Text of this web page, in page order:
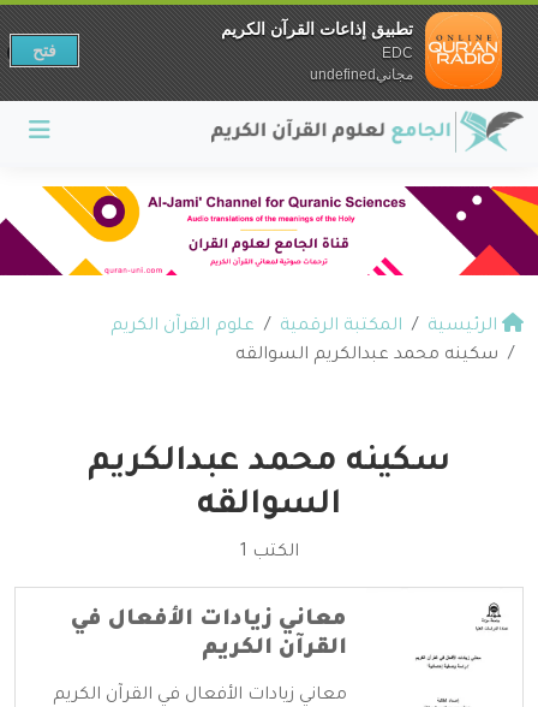
الرئيسية المكتبة الرقمية
علوم القرآن الكريم
سكينه محمد عبدالكريم السوالقه
سكينه محمد عبدالكريم
السوالقه
الكتب 1
معاني زيادات الأفعال في
القرآن الكريم
معاني زيادات الأفعال في القرآن الكريم
تطبيق إذاعات القرآن الكريم
EDC
مجانيundefined
فتح